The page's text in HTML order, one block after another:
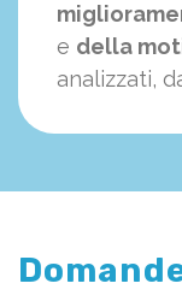
e della
analizzati,